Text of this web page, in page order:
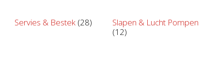
Servies & Bestek (28)
Slapen & Lucht Pompen
(12)